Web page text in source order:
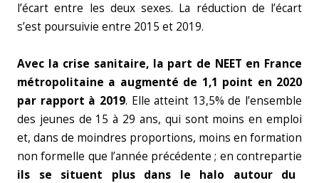
l’écart entre les deux sexes. La réduction de l’écart
s’est poursuivie entre 2015 et 2019.
Avec la crise sanitaire, la part de NEET en France
métropolitaine a augmenté de 1,1 point en 2020
par rapport à 2019. Elle atteint 13,5% de l’ensemble
des jeunes de 15 à 29 ans, qui sont moins en emploi
et, dans de moindres proportions, moins en formation
non formelle que l’année précédente ; en contrepartie
ils se situent plus dans le halo autour du